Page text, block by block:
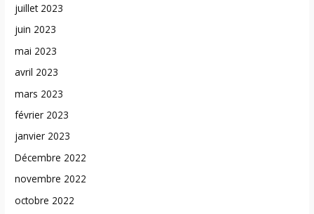
juillet 2023
juin 2023
mai 2023
avril 2023
mars 2023
février 2023
janvier 2023
Décembre 2022
novembre 2022
octobre 2022